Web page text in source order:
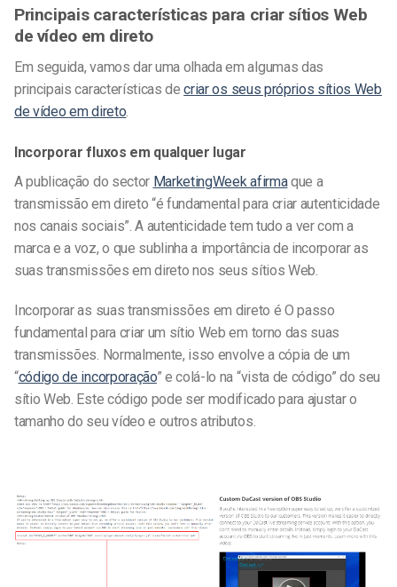
Principais características para criar sítios Web
de vídeo em direto
Em seguida, vamos dar uma olhada em algumas das
principais características decriar os seus próprios sítios Web
de vídeo em direto
Incorporar fluxos em qualquer lugar
A publicação do sector MarketingWeek afirmaque a
transmissão em direto “é fundamental para criar autenticidade
nos canais sociais”. A autenticidade tem tudo a ver com a
marca e a voz, o que sublinha a importância de incorporar as
suas transmissões em direto nos seus sítios Web.
Incorporar as suas transmissões em direto é O passo
fundamental para criar um sítio Web em torno das suas
transmissões. Normalmente, isso envolve a cópia de um
“código de incorporação” e colá-lo na “vista de código” do seu
sítio Web. Este código pode ser modificado para ajustar o
tamanho do seu vídeo e outros atributos.